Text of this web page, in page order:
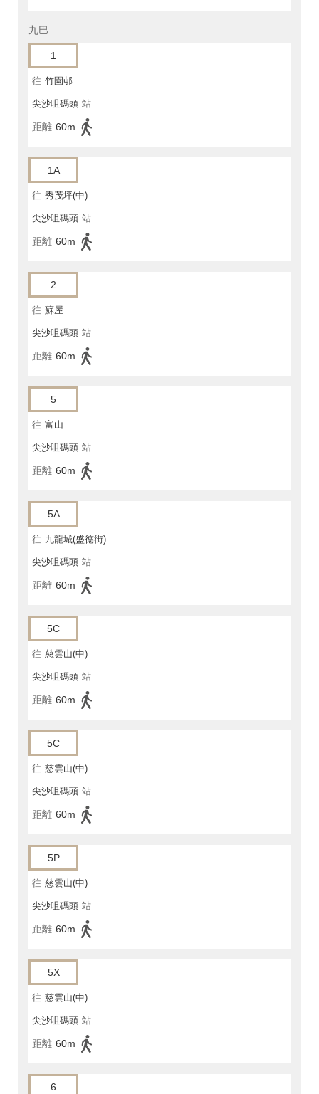
九巴
1
往 竹園邨
尖沙咀碼頭 站
距離 60m
1A
往 秀茂坪(中)
尖沙咀碼頭 站
距離 60m
2
往 蘇屋
尖沙咀碼頭 站
距離 60m
5
往 富山
尖沙咀碼頭 站
距離 60m
5A
往 九龍城(盛德街)
尖沙咀碼頭 站
距離 60m
5C
往 慈雲山(中)
尖沙咀碼頭 站
距離 60m
5C
往 慈雲山(中)
尖沙咀碼頭 站
距離 60m
5P
往 慈雲山(中)
尖沙咀碼頭 站
距離 60m
5X
往 慈雲山(中)
尖沙咀碼頭 站
距離 60m
6